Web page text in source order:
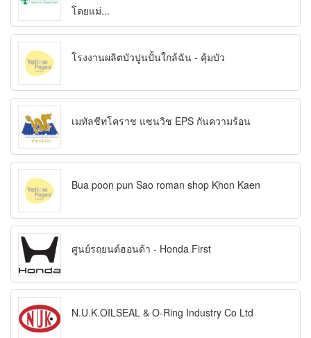
โดยแม่...
โรงงานผลิตบัวปูนปั้นใกล้ฉัน - คุ้มบัว
เมทัลชีทโคราช แซนวิช EPS กันความร้อน
Bua poon pun Sao roman shop Khon Kaen
ศูนย์รถยนต์ฮอนด้า - Honda First
N.U.K.OILSEAL & O-Ring Industry Co Ltd